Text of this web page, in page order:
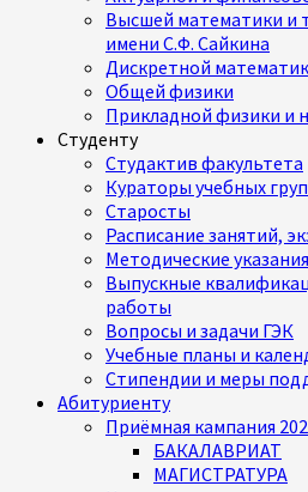
Высшей математики и
имени С.Ф. Сайкина
Дискретной
Общей физики
Прикладной физики и
Студенту
Студактив факультета
Кураторы учебных
Старосты
Расписание занятий,
Методические указания
Выпускные
работы
Вопросы и задачи ГЭК
Учебные планы и
Стипендии и меры
Абитуриенту
Приёмная кампания
БАКАЛАВРИАТ
МАГИСТРАТУРА